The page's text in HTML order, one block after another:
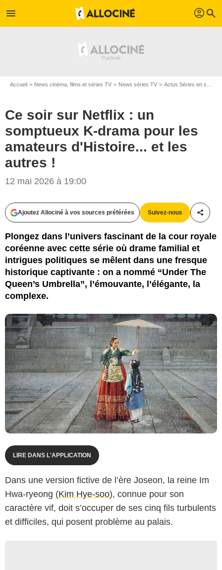
menu profil search
Accueil News cinéma, films et séries TV News séries TV Actus Séries en streaming
Ce soir sur Netflix : un
somptueux K-drama pour les
amateurs d'Histoire... et les
autres !
12 mai 2026 à 19:00
Ajoutez Allociné à vos sources préférées Suivez-nous
Plongez dans l’univers fascinant de la cour royale
coréenne avec cette série où drame familial et
intrigues politiques se mêlent dans une fresque
historique captivante : on a nommé “Under The
Queen’s Umbrella”, l’émouvante, l’élégante, la
complexe.
LIRE DANS L'APPLICATION
Dans une version fictive de l’ère Joseon, la reine Im
Hwa‑ryeong (Kim Hye-soo), connue pour son
caractère vif, doit s’occuper de ses cinq fils turbulents
et difficiles, qui posent problème au palais.